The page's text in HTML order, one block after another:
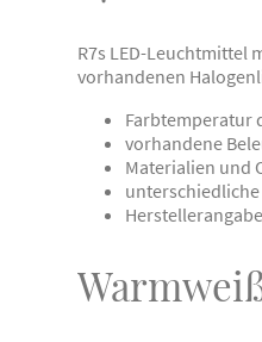
R7s LED-Leuchtmittel
vorhandenen
Farbtemperatur
vorhandene
Materialien und